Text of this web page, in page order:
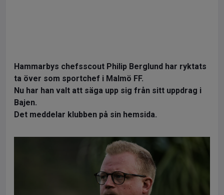
Hammarbys chefsscout Philip Berglund har ryktats
ta över som sportchef i Malmö FF.
Nu har han valt att säga upp sig från sitt uppdrag i
Bajen.
Det meddelar klubben på sin hemsida.